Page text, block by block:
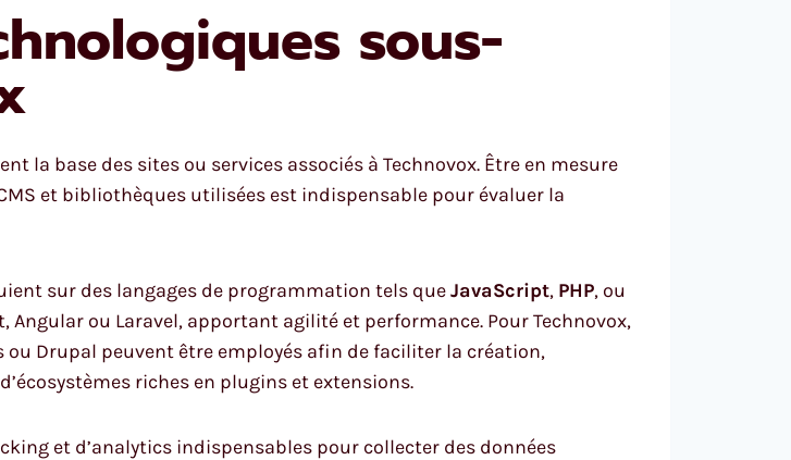
sous-
la base des sites ou services associés à Technovox. Être en mesure
et bibliothèques utilisées est indispensable pour évaluer la
sur des langages de programmation tels queJavaScript, PHP, ou
ou Laravel, apportant agilité et performance. Pour Technovox,
Drupal peuvent être employés afin de faciliter la création,
riches en plugins et extensions.
et d’analytics indispensables pour collecter des données